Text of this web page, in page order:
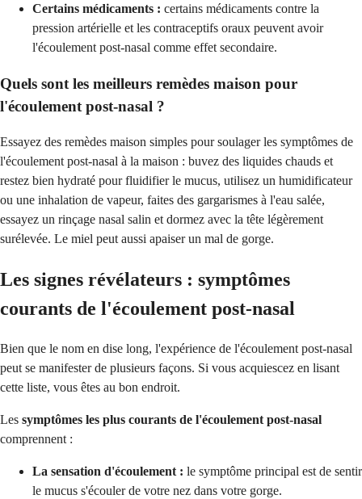
Certains médicaments : certains médicaments contre la
pression artérielle et les contraceptifs oraux peuvent avoir
l'écoulement post-nasal comme effet secondaire.
Quels sont les meilleurs remèdes maison pour
l'écoulement post-nasal ?
Essayez des remèdes maison simples pour soulager les symptômes de
l'écoulement post-nasal à la maison : buvez des liquides chauds et
restez bien hydraté pour fluidifier le mucus, utilisez un humidificateur
ou une inhalation de vapeur, faites des gargarismes à l'eau salée,
essayez un rinçage nasal salin et dormez avec la tête légèrement
surélevée. Le miel peut aussi apaiser un mal de gorge.
Les signes révélateurs : symptômes
courants de l'écoulement post-nasal
Bien que le nom en dise long, l'expérience de l'écoulement post-nasal
peut se manifester de plusieurs façons. Si vous acquiescez en lisant
cette liste, vous êtes au bon endroit.
Les symptômes les plus courants de l'écoulement post-nasal
comprennent :
La sensation d'écoulement : le symptôme principal est de sentir
le mucus s'écouler de votre nez dans votre gorge.